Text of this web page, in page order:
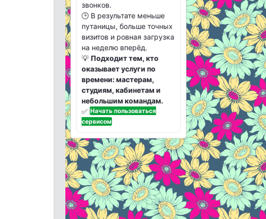
звонков.
🕒 В результате меньше
путаницы, больше точных
визитов и ровная загрузка
на неделю вперёд.
💡 Подходит тем, кто
оказывает услуги по
времени: мастерам,
студиям, кабинетам и
небольшим командам.
✅ Начать пользоваться
сервисом